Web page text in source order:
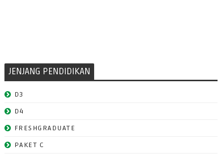
JENJANG PENDIDIKAN
D3
D4
FRESHGRADUATE
PAKET C